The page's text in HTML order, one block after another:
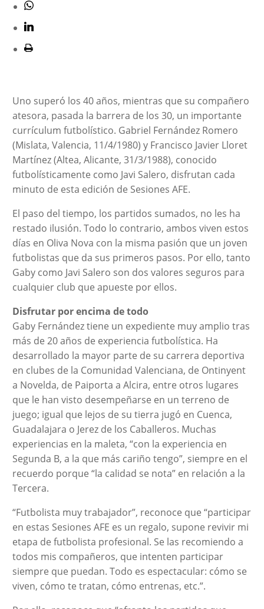
Uno superó los 40 años, mientras que su compañero
atesora, pasada la barrera de los 30, un importante
currículum futbolístico. Gabriel Fernández Romero
(Mislata, Valencia, 11/4/1980) y Francisco Javier Lloret
Martínez (Altea, Alicante, 31/3/1988), conocido
futbolísticamente como Javi Salero, disfrutan cada
minuto de esta edición de Sesiones AFE.
El paso del tiempo, los partidos sumados, no les ha
restado ilusión. Todo lo contrario, ambos viven estos
días en Oliva Nova con la misma pasión que un joven
futbolistas que da sus primeros pasos. Por ello, tanto
Gaby como Javi Salero son dos valores seguros para
cualquier club que apueste por ellos.
Disfrutar por encima de todo
Gaby Fernández tiene un expediente muy amplio tras
más de 20 años de experiencia futbolística. Ha
desarrollado la mayor parte de su carrera deportiva
en clubes de la Comunidad Valenciana, de Ontinyent
a Novelda, de Paiporta a Alcira, entre otros lugares
que le han visto desempeñarse en un terreno de
juego; igual que lejos de su tierra jugó en Cuenca,
Guadalajara o Jerez de los Caballeros. Muchas
experiencias en la maleta, “con la experiencia en
Segunda B, a la que más cariño tengo”, siempre en el
recuerdo porque “la calidad se nota” en relación a la
Tercera.
“Futbolista muy trabajador”, reconoce que “participar
en estas Sesiones AFE es un regalo, supone revivir mi
etapa de futbolista profesional. Se las recomiendo a
todos mis compañeros, que intenten participar
siempre que puedan. Todo es espectacular: cómo se
viven, cómo te tratan, cómo entrenas, etc.”.